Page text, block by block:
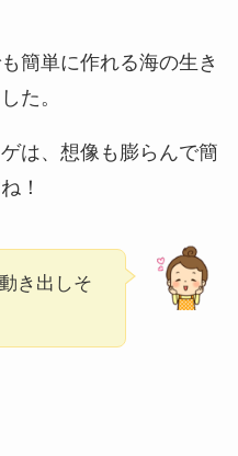
簡単に作れる海の生き
た。
は、想像も膨らんで簡
！
き出しそ